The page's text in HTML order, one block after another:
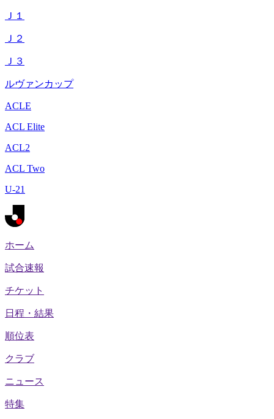
Ｊ１
Ｊ２
Ｊ３
ルヴァンカップ
ACLE
ACL Elite
ACL2
ACL Two
U-21
ホーム
試合速報
チケット
日程・結果
順位表
クラブ
ニュース
特集